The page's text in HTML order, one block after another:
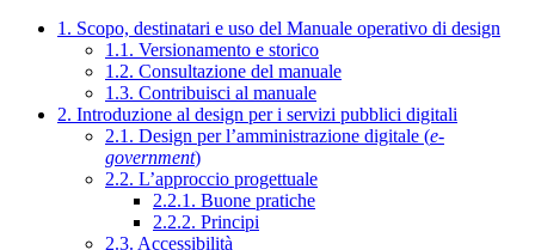
1. Scopo, destinatari e uso del Manuale operativo di design
1.1. Versionamento e storico
1.2. Consultazione del manuale
1.3. Contribuisci al manuale
2. Introduzione al design per i servizi pubblici digitali
2.1. Design per l’amministrazione digitale (e-
government)
2.2. L’approccio progettuale
2.2.1. Buone pratiche
2.2.2. Principi
2.3. Accessibilità